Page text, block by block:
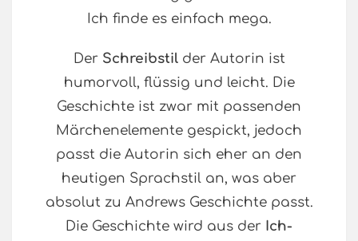
Ich finde es einfach mega.
Der Schreibstilder Autorin ist
humorvoll, flüssig und leicht. Die
Geschichte ist zwar mit passenden
Märchenelemente gespickt, jedoch
passt die Autorin sich eher an den
heutigen Sprachstil an, was aber
absolut zu Andrews Geschichte passt.
Die Geschichte wird aus der Ich-